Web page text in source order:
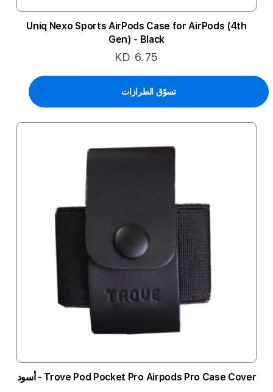
Uniq Nexo Sports AirPods Case for AirPods (4th
Gen) - Black
KD 6.75
تسوّق الطرازات
Trove Pod Pocket Pro Airpods Pro Case Cover - أسود